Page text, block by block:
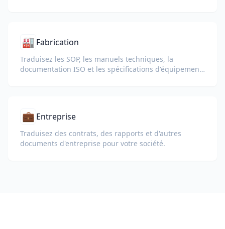
🏭 Fabrication
Traduisez les SOP, les manuels techniques, la
documentation ISO et les spécifications d'équipement
💼 Entreprise
Traduisez des contrats, des rapports et d'autres
documents d'entreprise pour votre société.